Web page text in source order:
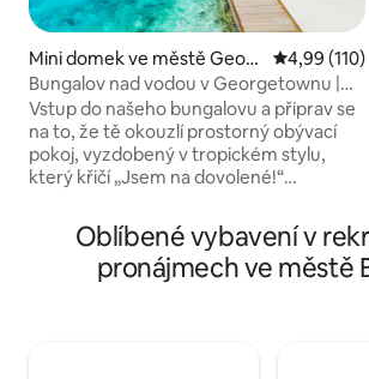
Mini domek ve městě Georg
e Town
Průměrné
4,99 (110)
Bungalov nad vodou v Georgetownu |
Blízko přístavu!
Vstup do našeho bungalovu a připrav se
na to, že tě okouzlí prostorný obývací
pokoj, vyzdobený v tropickém stylu,
který křičí „Jsem na dovolené!“
lehátky nabízí výhledy, díky kterým
budou tví následovníci žárlit. Uvnitř
najdeš kuchyňský kout
a vysokorychlostní Wi-Fi, díky kterému
Oblíbené vybavení v
pronájmech ve městě